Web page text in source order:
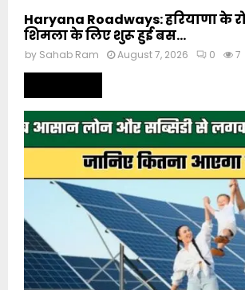
Haryana Roadways: हरियाणा के
शिमला के लिए शुरू हुई बस...
by Sahab Ram August 7, 2026 0 7